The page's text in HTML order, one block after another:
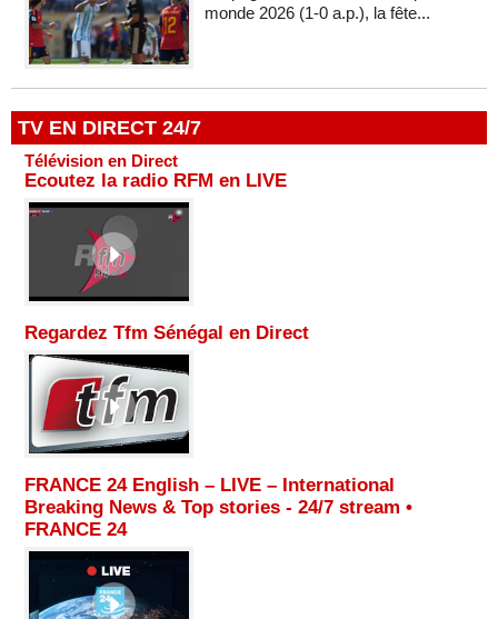
monde 2026 (1-0 a.p.), la fête...
TV EN DIRECT 24/7
Télévision en Direct
Ecoutez la radio RFM en LIVE
Regardez Tfm Sénégal en Direct
FRANCE 24 English – LIVE – International
Breaking News & Top stories - 24/7 stream •
FRANCE 24